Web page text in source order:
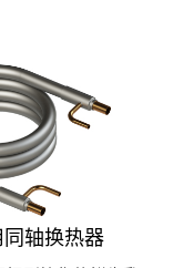
轴换热器